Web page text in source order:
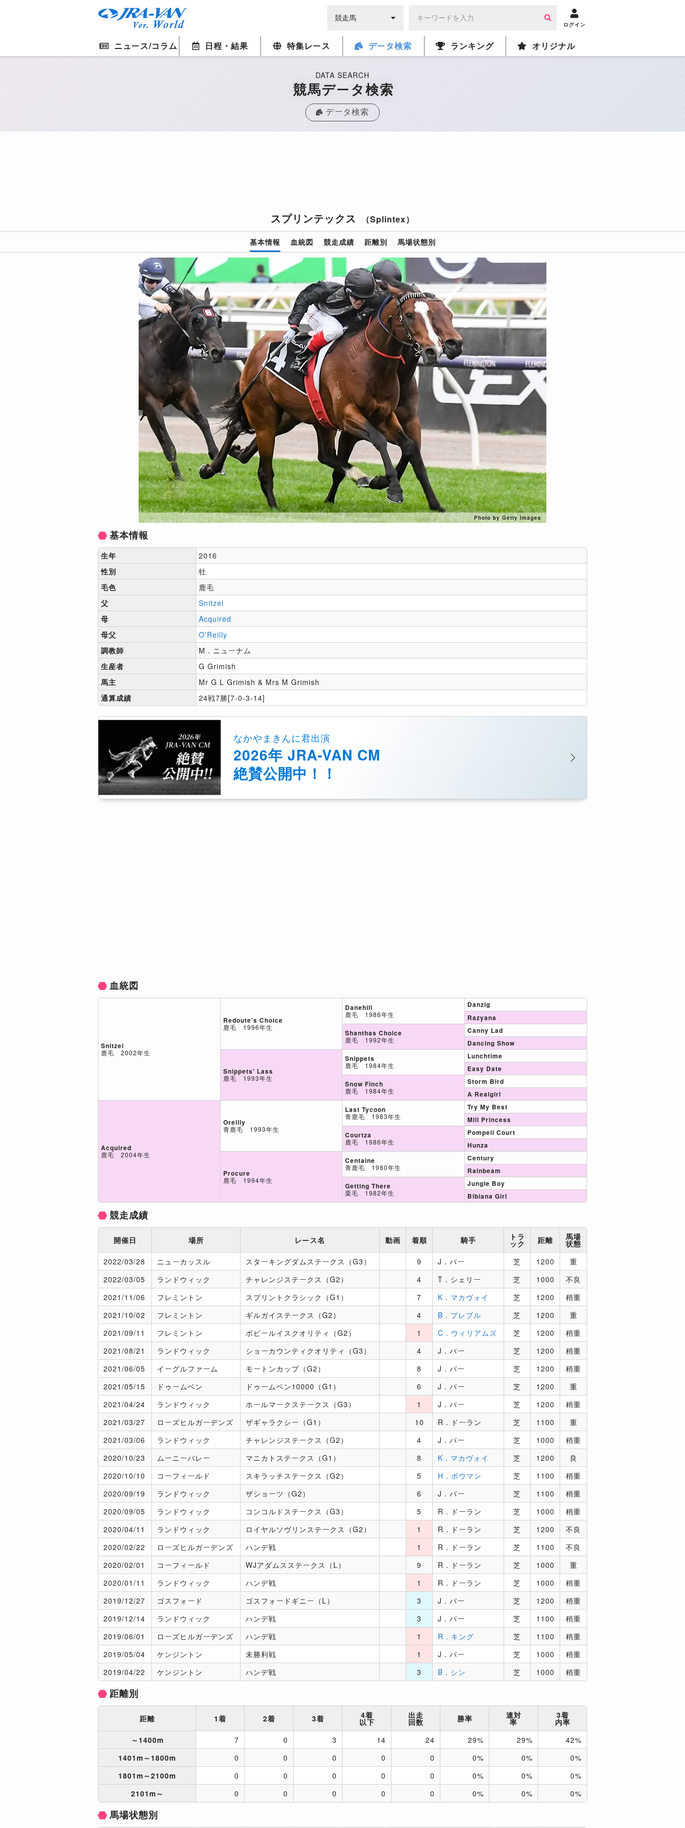
ログイン
ニュース/コラム 日程・結果 特集レース データ検索 ランキング オリジナル
DATA SEARCH
競馬データ検索
データ検索
スプリンテックス （Splintex）
基本情報 血統図 競走成績 距離別 馬場状態別
Photo by Getty Images
基本情報
生年
2016
性別
牡
毛色
鹿毛
父
Snitzel
母
Acquired
母父
O'Reilly
調教師
M．ニューナム
生産者
G Grimish
馬主
Mr G L Grimish & Mrs M Grimish
通算成績
24戦7勝[7-0-3-14]
なかやまきんに君出演
2026年 JRA-VAN CM
絶賛公開中！！
血統図
Snitzel
鹿毛 2002年生
Acquired
鹿毛 2004年生
Redoute's Choice
鹿毛 1996年生
Snippets' Lass
鹿毛 1993年生
Oreilly
青鹿毛 1993年生
Procure
鹿毛 1994年生
Danehill
鹿毛 1986年生
Shanthas Choice
鹿毛 1992年生
Snippets
鹿毛 1984年生
Snow Finch
鹿毛 1984年生
Last Tycoon
青鹿毛 1983年生
Courtza
鹿毛 1986年生
Centaine
青鹿毛 1980年生
Getting There
栗毛 1982年生
Danzig
Razyana
Canny Lad
Dancing Show
Lunchtime
Easy Date
Storm Bird
A Realgirl
Try My Best
Mill Princess
Pompeii Court
Hunza
Century
Rainbeam
Jungle Boy
Bibiana Girl
競走成績
開催日 場所 レース名 動画 着順 騎手 トラ
ック 距離 馬場
状態
2022/03/28 ニューカッスル スターキングダムステークス（G3） 9 J．パー 芝 1200
重
2022/03/05 ランドウィック チャレンジステークス（G2） 4 T．シェリー 芝 1000
不良
2021/11/06 フレミントン スプリントクラシック（G1） 7 K．マカヴォイ 芝 1200
稍重
2021/10/02 フレミントン ギルガイステークス（G2） 4 B．プレブル 芝 1200
重
2021/09/11 フレミントン ボビールイスクオリティ（G2） 1 C．ウィリアムズ 芝 1200
稍重
2021/08/21 ランドウィック ショーカウンティクオリティ（G3） 4 J．パー 芝 1200
稍重
2021/06/05 イーグルファーム モートンカップ（G2） 8 J．パー 芝 1200
稍重
2021/05/15 ドゥームベン ドゥームベン10000（G1） 6 J．パー 芝 1200
重
2021/04/24 ランドウィック ホールマークステークス（G3） 1 J．パー 芝 1200
稍重
2021/03/27 ローズヒルガーデンズ ザギャラクシー（G1） 10 R．ドーラン 芝 1100
重
2021/03/06 ランドウィック チャレンジステークス（G2） 4 J．パー 芝 1000
稍重
2020/10/23 ムーニーバレー マニカトステークス（G1） 8 K．マカヴォイ 芝 1200
良
2020/10/10 コーフィールド スキラッチステークス（G2） 5 H．ボウマン 芝 1100
稍重
2020/09/19 ランドウィック ザショーツ（G2） 6 J．パー 芝 1100
稍重
2020/09/05 ランドウィック コンコルドステークス（G3） 5 R．ドーラン 芝 1000
稍重
2020/04/11 ランドウィック ロイヤルソヴリンステークス（G2） 1 R．ドーラン 芝 1200
不良
2020/02/22 ローズヒルガーデンズ ハンデ戦 1 R．ドーラン 芝 1100
不良
2020/02/01 コーフィールド WJアダムスステークス（L） 9 R．ドーラン 芝 1000
重
2020/01/11 ランドウィック ハンデ戦 1 R．ドーラン 芝 1000
稍重
2019/12/27 ゴスフォード ゴスフォードギニー（L） 3 J．パー 芝 1200
稍重
2019/12/14 ランドウィック ハンデ戦 3 J．パー 芝 1100
稍重
2019/06/01 ローズヒルガーデンズ ハンデ戦 1 R．キング 芝 1100
稍重
2019/05/04 ケンジントン 未勝利戦 1 J．パー 芝 1000
稍重
2019/04/22 ケンジントン ハンデ戦 3 B．シン 芝 1000 稍重
距離別
距離 1着 2着 3着 4着
以下
出走
回数 勝率 連対
率
3着
内率
～1400m
7 0 3 14 24 29% 29%
42%
1401m～1800m
0 0 0 0 0 0% 0%
0%
1801m～2100m
0 0 0 0 0 0% 0%
0%
2101m～
0 0 0 0 0 0% 0% 0%
馬場状態別